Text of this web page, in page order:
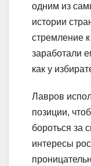
одним из
истории
стремление
заработали
как у
Лавров
позиции,
бороться за
интересы